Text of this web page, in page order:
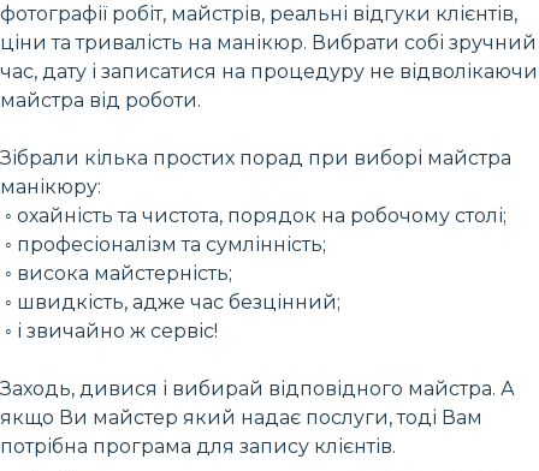
фотографії робіт, майстрів, реальні відгуки клієнтів,
ціни та тривалість на манікюр. Вибрати собі зручний
час, дату і записатися на процедуру не відволікаючи
майстра від роботи.
Зібрали кілька простих порад при виборі майстра
манікюру:
◦ охайність та чистота, порядок на робочому столі;
◦ професіоналізм та сумлінність;
◦ висока майстерність;
◦ швидкість, адже час безцінний;
◦ і звичайно ж сервіс!
Заходь, дивися і вибирай відповідного майстра. А
якщо Ви майстер який надає послуги, тоді Вам
потрібна програма для запису клієнтів.